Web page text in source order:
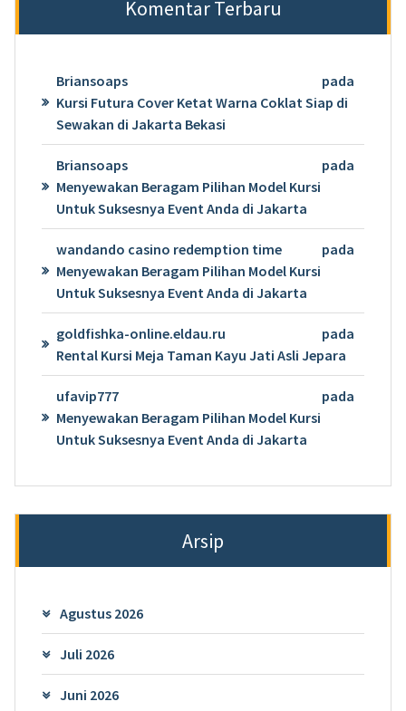
Komentar Terbaru
Briansoaps
pada
Kursi Futura Cover Ketat Warna Coklat Siap di
Sewakan di Jakarta Bekasi
Briansoaps
pada
Menyewakan Beragam Pilihan Model Kursi
Untuk Suksesnya Event Anda di Jakarta
wandando casino redemption time
pada
Menyewakan Beragam Pilihan Model Kursi
Untuk Suksesnya Event Anda di Jakarta
goldfishka-online.eldau.ru
pada
Rental Kursi Meja Taman Kayu Jati Asli Jepara
ufavip777
pada
Menyewakan Beragam Pilihan Model Kursi
Untuk Suksesnya Event Anda di Jakarta
Arsip
Agustus 2026
Juli 2026
Juni 2026